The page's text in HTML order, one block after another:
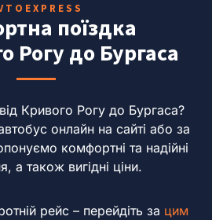
поїздка
Рогу до Бургаса
Кривого Рогу до Бургаса?
онлайн на сайті або за
комфортні та надійні
а також вигідні ціни.
рейс – перейдіть за цим